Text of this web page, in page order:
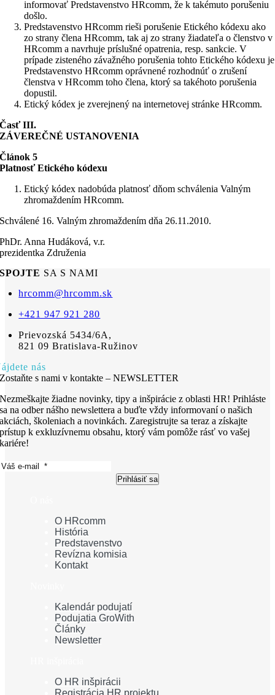
informovať Predstavenstvo HRcomm, že k takémuto porušeniu
došlo.
Predstavenstvo HRcomm rieši porušenie Etického kódexu ako
zo strany člena HRcomm, tak aj zo strany žiadateľa o členstvo v
HRcomm a navrhuje príslušné opatrenia, resp. sankcie. V
prípade zisteného závažného porušenia tohto Etického kódexu je
Predstavenstvo HRcomm oprávnené rozhodnúť o zrušení
členstva v HRcomm toho člena, ktorý sa takéhoto porušenia
dopustil.
Etický kódex je zverejnený na internetovej stránke HRcomm.
Časť III.
ZÁVEREČNÉ USTANOVENIA
Článok 5
Platnosť Etického kódexu
Etický kódex nadobúda platnosť dňom schválenia Valným
zhromaždením HRcomm.
Schválené 16. Valným zhromaždením dňa 26.11.2010.
PhDr. Anna Hudáková, v.r.
prezidentka Združenia
SPOJTE SA S NAMI
hrcomm@hrcomm.sk
+421 947 921 280
Prievozská 5434/6A,
821 09 Bratislava-Ružinov
nás
Zostaňte s nami v kontakte – NEWSLETTER
Nezmeškajte žiadne novinky, tipy a inšpirácie z oblasti HR! Prihláste
sa na odber nášho newslettera a buďte vždy informovaní o našich
akciách, školeniach a novinkách. Zaregistrujte sa teraz a získajte
prístup k exkluzívnemu obsahu, ktorý vám pomôže rásť vo vašej
kariére!
Prihlásiť sa
O HRcomm
História
Predstavenstvo
Revízna komisia
Kontakt
Kalendár podujatí
Podujatia GroWith
Články
Newsletter
O HR inšpirácii
Registrácia HR projektu